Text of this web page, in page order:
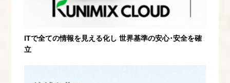
ITで全ての情報を見える化し 世界基準の安心･安全を確
立